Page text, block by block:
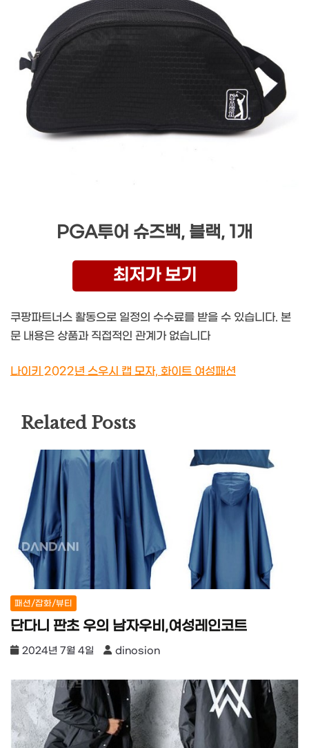
PGA투어 슈즈백, 블랙, 1개
최저가 보기
쿠팡파트너스 활동으로 일정의 수수료를 받을 수 있습니다. 본
문 내용은 상품과 직접적인 관계가 없습니다
나이키 2022년 스우시 캡 모자, 화이트 여성패션
Related Posts
패션/잡화/뷰티
단다니 판초 우의 남자우비,여성레인코트
2024년 7월 4일 dinosion